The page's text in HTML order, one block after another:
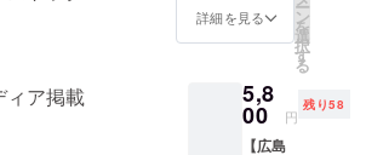
ィア掲載
（20g）
×1 ・茶
立玄
使える
ティー
チケッ
ト
詳細を見る ー
ン
を
選
択
す
る
5,8
00 円
残り58
【広島